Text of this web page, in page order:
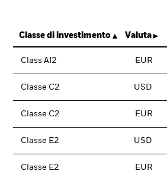
Classe di investimento Valuta
Class AI2 EUR
Classe C2 USD
Classe C2 EUR
Classe E2 USD
Classe E2 EUR